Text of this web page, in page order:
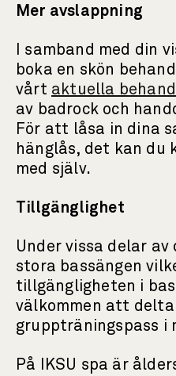
Mer avslappning
I samband med din
boka en skön
vårt aktuella
av badrock och
För att låsa in dina
hänglås, det kan du
med själv.
Tillgänglighet
Under vissa delar av
stora bassängen
tillgängligheten i
välkommen att delta
gruppträningspass i
På IKSU spa är